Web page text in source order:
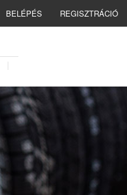
BELÉPÉS REGISZTRÁCIÓ